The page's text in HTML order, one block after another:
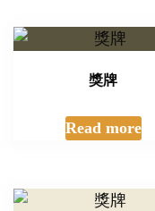
獎牌
Read more